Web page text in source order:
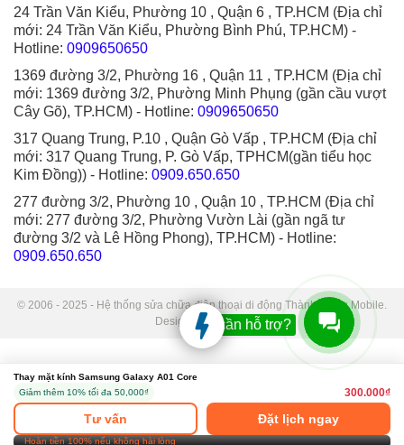
24 Trần Văn Kiểu, Phường 10 , Quận 6 , TP.HCM (Địa chỉ
mới: 24 Trần Văn Kiểu, Phường Bình Phú, TP.HCM) -
Hotline: 0909650650
1369 đường 3/2, Phường 16 , Quận 11 , TP.HCM (Địa chỉ
mới: 1369 đường 3/2, Phường Minh Phụng (gần cầu vượt
Cây Gõ), TP.HCM) - Hotline: 0909650650
317 Quang Trung, P.10 , Quận Gò Vấp , TP.HCM (Địa chỉ
mới: 317 Quang Trung, P. Gò Vấp, TPHCM(gần tiểu học
Kim Đồng)) - Hotline: 0909.650.650
277 đường 3/2, Phường 10 , Quận 10 , TP.HCM (Địa chỉ
mới: 277 đường 3/2, Phường Vườn Lài (gần ngã tư
đường 3/2 và Lê Hồng Phong), TP.HCM) - Hotline:
0909.650.650
© 2006 - 2025 - Hệ thống sửa chữa điện thoại di động Thành Trung Mobile.
Designed by Sudo.
Thay mặt kính Samsung Galaxy A01 Core
Giảm thêm 10% tối đa 50,000₫
300.000₫
Tư vấn Đặt lịch ngay
Hoàn tiền 100% nếu không hài lòng
Bạn cần hỗ trợ?